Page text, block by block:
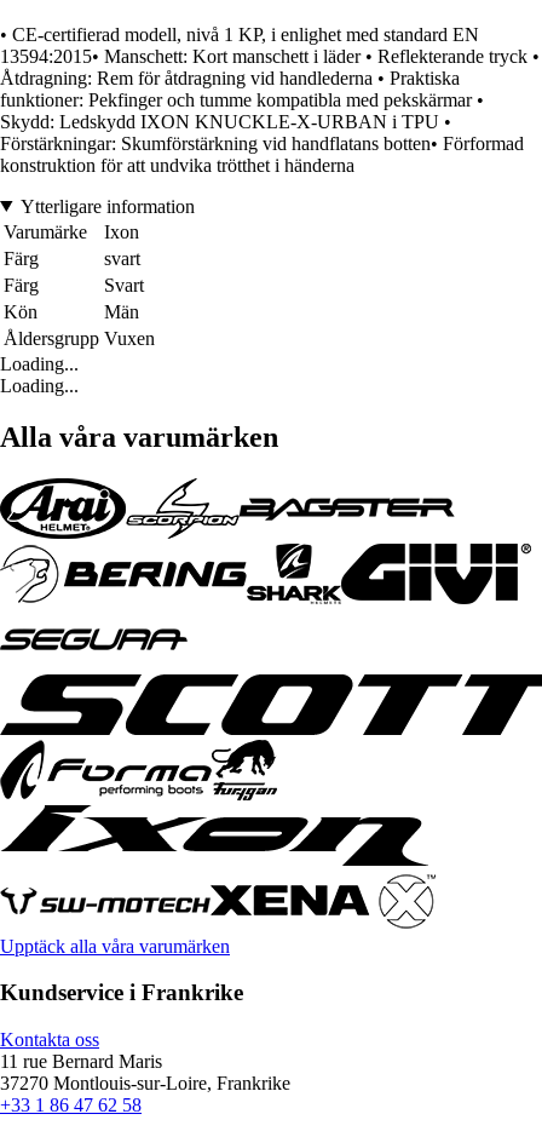
• CE-certifierad modell, nivå 1 KP, i enlighet med standard EN
13594:2015• Manschett: Kort manschett i läder • Reflekterande tryck •
Åtdragning: Rem för åtdragning vid handlederna • Praktiska
funktioner: Pekfinger och tumme kompatibla med pekskärmar •
Skydd: Ledskydd IXON KNUCKLE-X-URBAN i TPU •
Förstärkningar: Skumförstärkning vid handflatans botten• Förformad
konstruktion för att undvika trötthet i händerna
Ytterligare information
Varumärke
Ixon
Färg
svart
Färg
Svart
Kön
Män
Åldersgrupp Vuxen
Loading...
Loading...
Alla våra varumärken
Upptäck alla våra varumärken
Kundservice i Frankrike
Kontakta oss
11 rue Bernard Maris
37270 Montlouis-sur-Loire, Frankrike
+33 1 86 47 62 58